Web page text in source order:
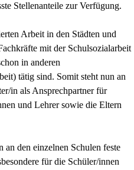
Stellenanteile zur Verfügung.
Arbeit in den Städten und
mit der Schulsozialarbeit
in anderen
tätig sind. Somit steht nun an
in als Ansprechpartner für
und Lehrer sowie die Eltern
an den einzelnen Schulen feste
für die Schüler/innen